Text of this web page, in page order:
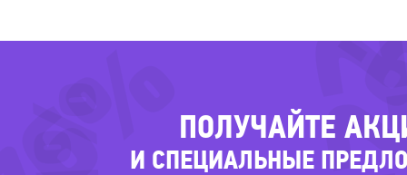
ПОЛУЧАЙТЕ
И СПЕЦИАЛЬНЫЕ-